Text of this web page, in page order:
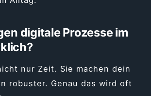
digitale Prozesse im
nur Zeit. Sie machen dein
robuster. Genau das wird oft